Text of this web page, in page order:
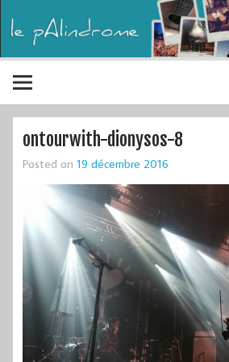
ontourwith-dionysos-8
Posted on 19 décembre 2016